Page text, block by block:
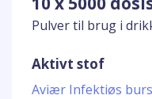
Pulver til brug i
Aktivt stof
Aviær Infektiøs